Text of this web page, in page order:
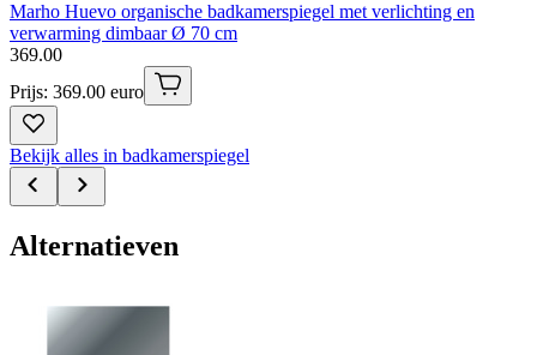
Marho Huevo organische badkamerspiegel met verlichting en
verwarming dimbaar Ø 70 cm
369.00
Prijs: 369.00 euro
Bekijk alles in badkamerspiegel
Alternatieven